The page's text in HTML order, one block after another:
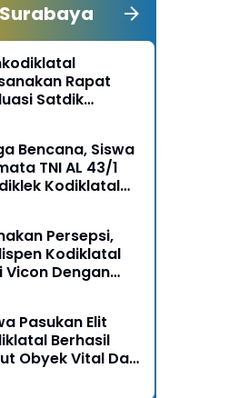
Rapat
Satdik
Bencana, Siswa
TNI AL 43/1
Kodiklatal
Persepsi,
Kodiklatal
Vicon Dengan
Pasukan Elit
Berhasil
Obyek Vital Dari